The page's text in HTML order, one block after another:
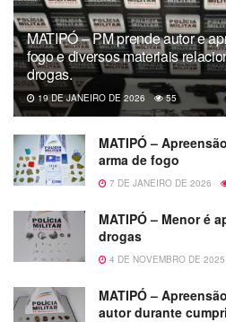
MATIPÓ – PM prende autor e
fogo e diversos materiais
drogas.
19 DE JANEIRO DE 2026 55
MATIPÓ –
arma de fogo
7 DE JANEIRO DE 2026
MATIPÓ – Menor é
drogas
4 DE NOVEMBRO DE 2025
MATIPÓ –
autor durante